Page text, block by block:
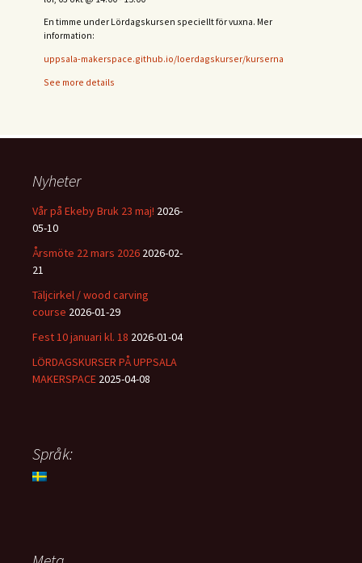
En timme under Lördagskursen speciellt för vuxna. Mer
information:
uppsala-makerspace.github.io/loerdagskurser/kurserna
See more details
Nyheter
Vår på Ekeby Bruk 23 maj! 2026-
05-10
Årsmöte 22 mars 2026 2026-02-
21
Täljcirkel / wood carving
course 2026-01-29
Fest 10 januari kl. 18 2026-01-04
LÖRDAGSKURSER PÅ UPPSALA
MAKERSPACE 2025-04-08
Språk: